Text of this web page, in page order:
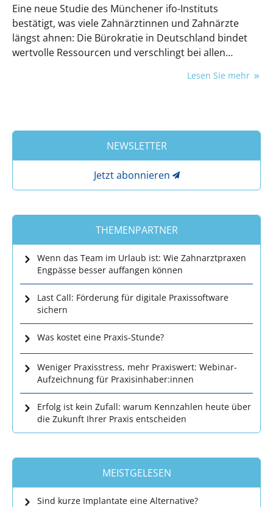
Eine neue Studie des Münchener ifo-Instituts
bestätigt, was viele Zahnärztinnen und Zahnärzte
längst ahnen: Die Bürokratie in Deutschland bindet
wertvolle Ressourcen und verschlingt bei allen
Zahnarztpraxen sicherlich besser ausgeben ließe.
Lesen Sie mehr
NEWSLETTER
Jetzt abonnieren
THEMENPARTNER
Wenn das Team im Urlaub ist: Wie Zahnarztpraxen
Engpässe besser auffangen können
Last Call: Förderung für digitale Praxissoftware
sichern
Was kostet eine Praxis-Stunde?
Weniger Praxisstress, mehr Praxiswert: Webinar-
Aufzeichnung für Praxisinhaber:innen
Erfolg ist kein Zufall: warum Kennzahlen heute über
die Zukunft Ihrer Praxis entscheiden
MEISTGELESEN
Sind kurze Implantate eine Alternative?